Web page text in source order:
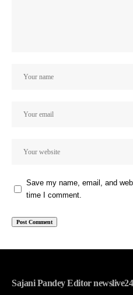
Save my name, email, and
time I comment.
Sajani Pandey Editor